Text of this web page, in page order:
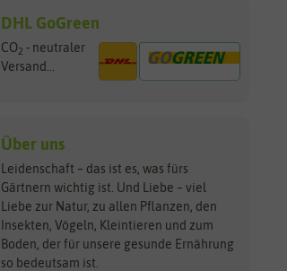
DHL GoGreen
CO2 - neutraler
Versand...
Über uns
Leidenschaft – das ist es, was fürs
Gärtnern wichtig ist. Und Liebe – viel
Liebe zur Natur, zu allen Pflanzen, den
Insekten, Vögeln, Kleintieren und zum
Boden, der für unsere gesunde Ernährung
so bedeutsam ist.